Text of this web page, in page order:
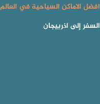
افضل الاماكن السياحية في العالم
السفر إلى اذربيجان